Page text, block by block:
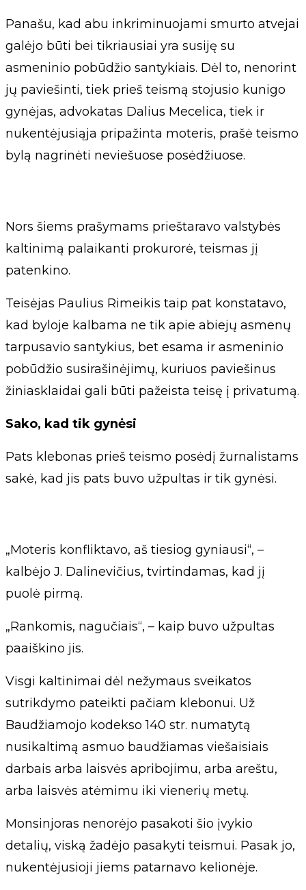
Panašu, kad abu inkriminuojami smurto atvejai
galėjo būti bei tikriausiai yra susiję su
asmeninio pobūdžio santykiais. Dėl to, nenorint
jų paviešinti, tiek prieš teismą stojusio kunigo
gynėjas, advokatas Dalius Mecelica, tiek ir
nukentėjusiąja pripažinta moteris, prašė teismo
bylą nagrinėti neviešuose posėdžiuose.
Nors šiems prašymams prieštaravo valstybės
kaltinimą palaikanti prokurorė, teismas jį
patenkino.
Teisėjas Paulius Rimeikis taip pat konstatavo,
kad byloje kalbama ne tik apie abiejų asmenų
tarpusavio santykius, bet esama ir asmeninio
pobūdžio susirašinėjimų, kuriuos paviešinus
žiniasklaidai gali būti pažeista teisę į privatumą.
Sako, kad tik gynėsi
Pats klebonas prieš teismo posėdį žurnalistams
sakė, kad jis pats buvo užpultas ir tik gynėsi.
„Moteris konfliktavo, aš tiesiog gyniausi“, –
kalbėjo J. Dalinevičius, tvirtindamas, kad jį
puolė pirmą.
„Rankomis, nagučiais“, – kaip buvo užpultas
paaiškino jis.
Visgi kaltinimai dėl nežymaus sveikatos
sutrikdymo pateikti pačiam klebonui. Už
Baudžiamojo kodekso 140 str. numatytą
nusikaltimą asmuo baudžiamas viešaisiais
darbais arba laisvės apribojimu, arba areštu,
arba laisvės atėmimu iki vienerių metų.
Monsinjoras nenorėjo pasakoti šio įvykio
detalių, viską žadėjo pasakyti teismui. Pasak jo,
nukentėjusioji jiems patarnavo kelionėje.